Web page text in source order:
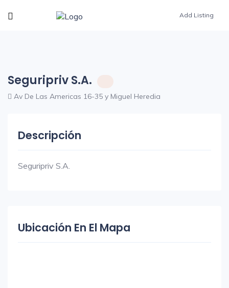
Add Listing
Seguripriv S.A.
Av De Las Americas 16-35 y Miguel Heredia
Descripción
Seguripriv S.A.
Ubicación En El Mapa